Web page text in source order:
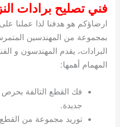
فني تصليح برادات
ارضاؤكم هو هدفنا لذا عملنا على
بمجموعة من المهندسين
البرادات، يقدم المهندسون و
المهمام أهمها:
فك القطع التالفة
جديدة.
توريد مجموعة من القطع